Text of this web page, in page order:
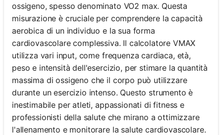
ossigeno, spesso denominato VO2 max. Questa
misurazione è cruciale per comprendere la capacità
aerobica di un individuo e la sua forma
cardiovascolare complessiva. Il calcolatore VMAX
utilizza vari input, come frequenza cardiaca, età,
peso e intensità dell'esercizio, per stimare la quantità
massima di ossigeno che il corpo può utilizzare
durante un esercizio intenso. Questo strumento è
inestimabile per atleti, appassionati di fitness e
professionisti della salute che mirano a ottimizzare
l'allenamento e monitorare la salute cardiovascolare.